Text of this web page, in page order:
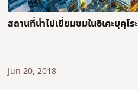
สถานที่น่าไปเยี่ยมชมในอิเคะบุคุโระ
Jun 20, 2018